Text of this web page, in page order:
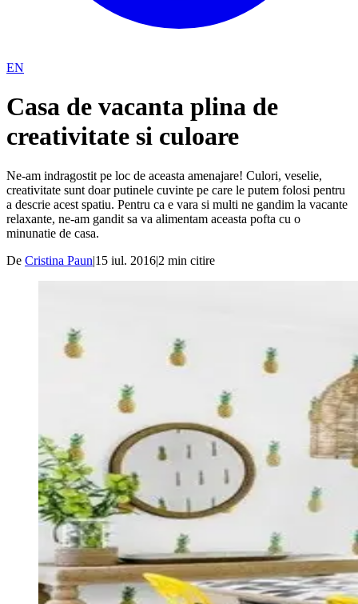
EN
Casa de vacanta plina de
creativitate si culoare
Ne-am indragostit pe loc de aceasta amenajare! Culori, veselie,
creativitate sunt doar putinele cuvinte pe care le putem folosi pentru
a descrie acest spatiu. Pentru ca e vara si multi ne gandim la vacante
relaxante, ne-am gandit sa va alimentam aceasta pofta cu o
minunatie de casa.
De Cristina Paun|15 iul. 2016|2 min citire